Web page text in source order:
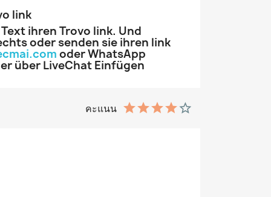
link
ihren Trovo link. Und
oder senden sie ihren link
oder WhatsApp
über LiveChat Einfügen
คะแนน